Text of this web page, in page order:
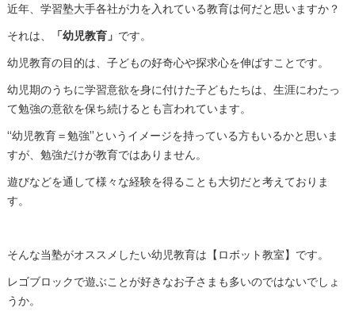
近年、学習塾大手各社が力を入れている教育は何だと思いますか？
それは、
「幼児教育」 です。
幼児教育の目的は、子どもの好奇心や探求心を伸ばすことです。
幼児期のうちに学習意欲を身に付けた子どもたちは、生涯にわたっ
て勉強の意欲を保ち続けるとも言われています。
“幼児教育＝勉強”というイメージを持っている方もいるかと思いま
すが、勉強だけが教育ではありません。
遊びなどを通して様々な経験を得ることも大切だと考えておりま
す。
そんな当塾がオススメしたい幼児教育は【ロボット教室】です。
レゴブロックで遊ぶことが好きなお子さまも多いのではないでしょ
うか。